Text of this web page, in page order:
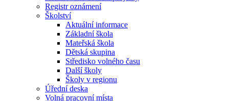
Registr oznámení
Školství
Aktuální informace
Základní škola
Mateřská škola
Dětská skupina
Středisko volného času
Další školy
Školy v regionu
Úřední deska
Volná pracovní místa